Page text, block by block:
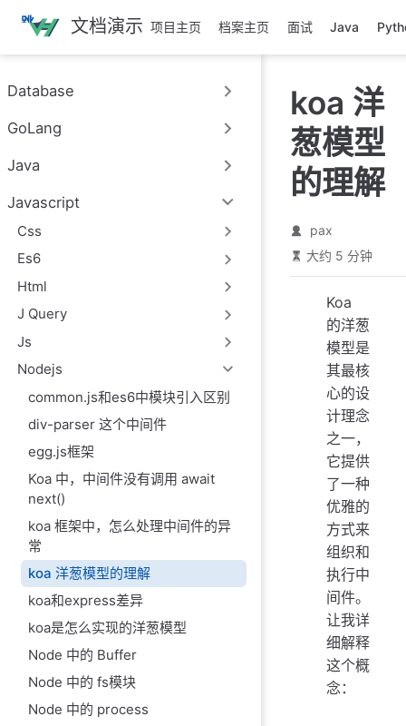
跳
主
內
文档演示 项目主页 档案主页 面试 Java
Database
GoLang
Java
Javascript
Css
Es6
Html
J Query
Js
Nodejs
common.js和es6中模块引入区别
div-parser 这个中间件
egg.js框架
Koa 中，中间件没有调用 await
next()
koa 框架中，怎么处理中间件的异
常
koa 洋葱模型的理解
koa和express差异
koa是怎么实现的洋葱模型
Node 中的 Buffer
Node 中的 fs模块
Node 中的 process
koa 洋
葱模型
的理解
pax
大约 5 分钟
Koa
的洋葱
模型是
其最核
心的设
计理念
之一，
它提供
了一种
优雅的
方式来
组织和
执行中
间件。
让我详
细解释
这个概
念：